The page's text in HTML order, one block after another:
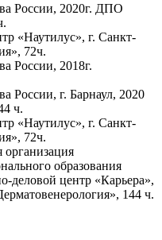
России, 2020г. ДПО
«Наутилус», г. Санкт-
72ч.
2018г.
г. Барнаул, 2020
ч.
«Наутилус», г. Санкт-
72ч.
организация
образования
деловой центр «Карьера»,
144 ч.